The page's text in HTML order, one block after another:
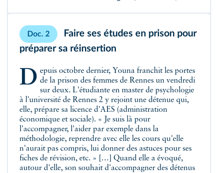
Doc. 2
Faire ses études en prison pour
préparer sa réinsertion
Depuis octobre dernier, Youna franchit les portes de la prison des femmes de Rennes un vendredi
sur deux. L'étudiante en master de psychologie
à l'université de Rennes 2 y rejoint une détenue qui,
elle, prépare sa licence d'AES (administration
économique et sociale). « Je suis là pour
l'accompagner, l'aider par exemple dans la
méthodologie, reprendre avec elle les cours qu'elle
n'aurait pas compris, lui donner des astuces pour ses
fiches de révision, etc. » […] Quand elle a évoqué,
autour d'elle, son souhait d'accompagner des détenus